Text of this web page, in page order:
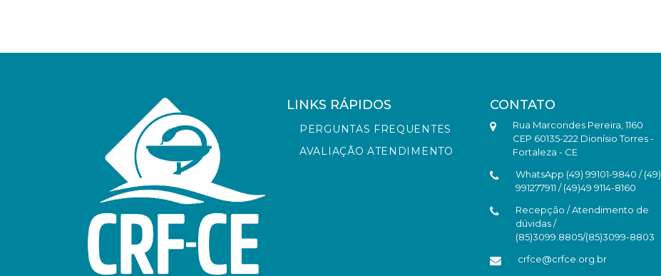
LINKS RÁPIDOS
PERGUNTAS FREQUENTES
AVALIAÇÃO ATENDIMENTO
CONTATO
Rua Marcondes Pereira, 1160
CEP 60135-222 Dionísio Torres -
Fortaleza - CE
WhatsApp (49) 99101-9840 / (49)
991277911 / (49)49 9114-8160
Recepção / Atendimento de
dúvidas /
(85)3099.8805/(85)3099-8803
crfce@crfce.org.br